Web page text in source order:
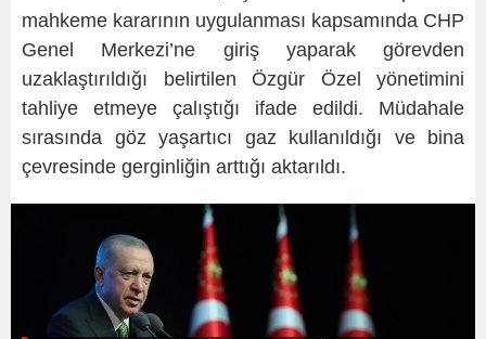
mahkeme kararının uygulanması kapsamında CHP
Genel Merkezi’ne giriş yaparak görevden
uzaklaştırıldığı belirtilen Özgür Özel yönetimini
tahliye etmeye çalıştığı ifade edildi. Müdahale
sırasında göz yaşartıcı gaz kullanıldığı ve bina
çevresinde gerginliğin arttığı aktarıldı.